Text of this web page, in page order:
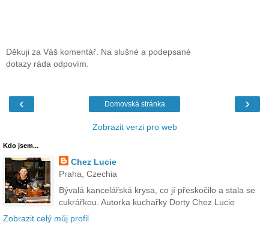
Děkuji za Váš komentář. Na slušné a podepsané
dotazy ráda odpovím.
‹ ›
Domovská stránka
Zobrazit verzi pro web
Kdo jsem...
Chez Lucie
Praha, Czechia
Bývalá kancelářská krysa, co jí přeskočilo a stala se
cukrářkou. Autorka kuchařky Dorty Chez Lucie
Zobrazit celý můj profil